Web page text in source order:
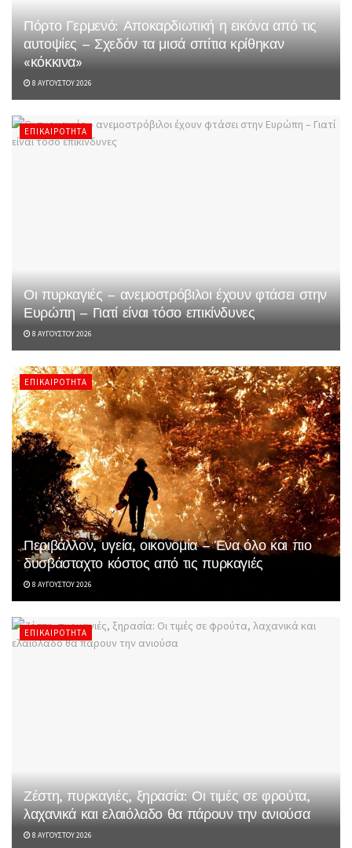
Πόρτο Γερμενό: Αποκαρδιωτική η εικόνα από τις
αυτοψίες – Σχεδόν τα μισά σπίτια κρίθηκαν
«κόκκινα»
8 ΑΥΓΟΎΣΤΟΥ 2026
ΕΠΙΚΑΙΡΌΤΗΤΑ
Οι πυρκαγιές – ανεμοστρόβιλοι έχουν φτάσει στην
Ευρώπη – Γιατί είναι τόσο επικίνδυνες
8 ΑΥΓΟΎΣΤΟΥ 2026
ΕΠΙΚΑΙΡΌΤΗΤΑ
Περιβάλλον, υγεία, οικονομία – Ένα όλο και πιο
δυσβάσταχτο κόστος από τις πυρκαγιές
8 ΑΥΓΟΎΣΤΟΥ 2026
ΕΠΙΚΑΙΡΌΤΗΤΑ
Ζέστη, πυρκαγιές, ξηρασία: Οι τιμές σε φρούτα,
λαχανικά και ελαιόλαδο θα πάρουν την ανιούσα
8 ΑΥΓΟΎΣΤΟΥ 2026